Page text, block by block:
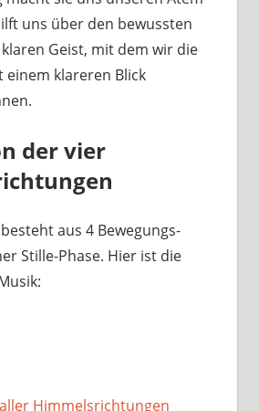
uns über den bewussten
Geist, mit dem wir die
einem klareren Blick
der vier
aus 4 Bewegungs-
Stille-Phase. Hier ist die
Himmelsrichtungen